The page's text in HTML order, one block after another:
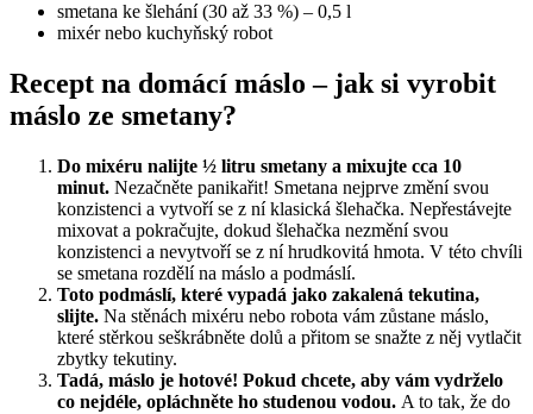
smetana ke šlehání (30 až 33 %) – 0,5 l
mixér nebo kuchyňský robot
Recept na domácí máslo – jak si vyrobit
máslo ze smetany?
Do mixéru nalijte ½ litru smetany a mixujte cca 10
minut. Nezačněte panikařit! Smetana nejprve změní svou
konzistenci a vytvoří se z ní klasická šlehačka. Nepřestávejte
mixovat a pokračujte, dokud šlehačka nezmění svou
konzistenci a nevytvoří se z ní hrudkovitá hmota. V této chvíli
se smetana rozdělí na máslo a podmáslí.
Toto podmáslí, které vypadá jako zakalená tekutina,
slijte. Na stěnách mixéru nebo robota vám zůstane máslo,
které stěrkou seškrábněte dolů a přitom se snažte z něj vytlačit
zbytky tekutiny.
Tadá, máslo je hotové! Pokud chcete, aby vám vydrželo
co nejdéle, opláchněte ho studenou vodou. A to tak, že do